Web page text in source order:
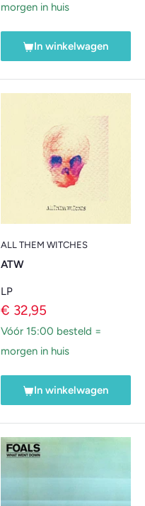
morgen in huis
In winkelwagen
ALL THEM WITCHES
ATW
LP
Verkoopprijs
€ 32,95
Vóór 15:00 besteld =
morgen in huis
In winkelwagen